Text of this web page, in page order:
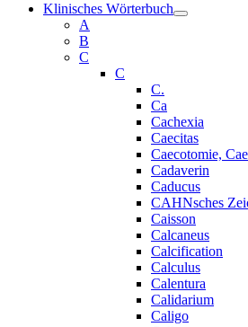
Klinisches Wörterbuch
A
B
C
C
C.
Ca
Cachexia
Caecitas
Caecotomie,
Cadaverin
Caducus
CAHNsches
Caisson
Calcaneus
Calcification
Calculus
Calentura
Calidarium
Caligo